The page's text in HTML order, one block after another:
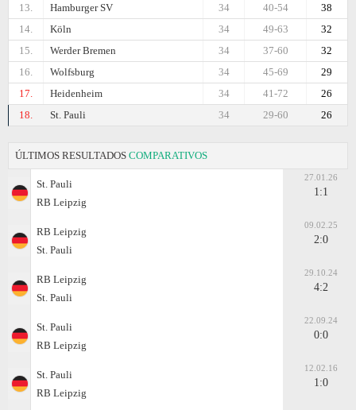
13.
Hamburger SV 38
40-54
34
14.
Köln 32
49-63
34
15.
Werder Bremen 32
37-60
34
16.
Wolfsburg 29
45-69
34
17.
Heidenheim 26
41-72
34
18.
St. Pauli 26
29-60
34
ÚLTIMOS RESULTADOS COMPARATIVOS
St. Pauli
RB Leipzig
27.01.26
1:1
RB Leipzig
St. Pauli
09.02.25
2:0
RB Leipzig
St. Pauli
29.10.24
4:2
St. Pauli
RB Leipzig
22.09.24
0:0
St. Pauli
RB Leipzig
12.02.16
1:0